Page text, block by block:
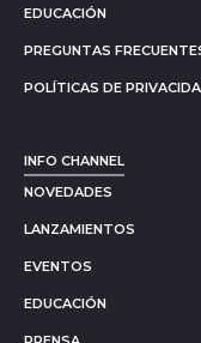
EDUCACIÓN
PREGUNTAS
POLÍTICAS DE
INFO CHANNEL
NOVEDADES
LANZAMIENTOS
EVENTOS
EDUCACIÓN